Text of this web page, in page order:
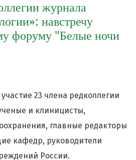
журнала
навстречу
форуму "Белые ночи
23 члена редколлегии
и клиницисты,
главные редакторы
кафедр, руководители
России.